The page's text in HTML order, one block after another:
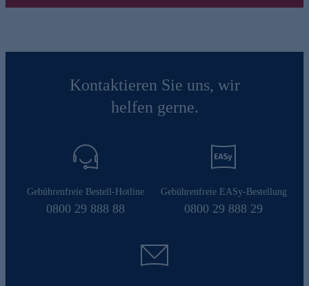
Kontaktieren Sie uns, wir
helfen gerne.
Gebührenfreie Bestell-Hotline
0800 29 888 88
Gebührenfreie EASy-Bestellung
0800 29 888 29